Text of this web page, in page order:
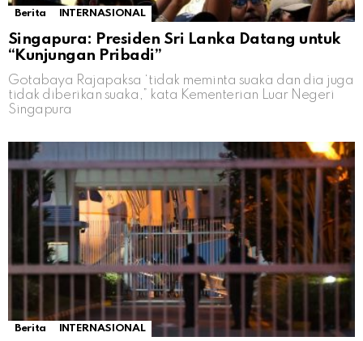
Berita INTERNASIONAL
Singapura: Presiden Sri Lanka Datang untuk
“Kunjungan Pribadi”
Gotabaya Rajapaksa ‘tidak meminta suaka dan dia juga
tidak diberikan suaka,” kata Kementerian Luar Negeri
Singapura
Berita INTERNASIONAL